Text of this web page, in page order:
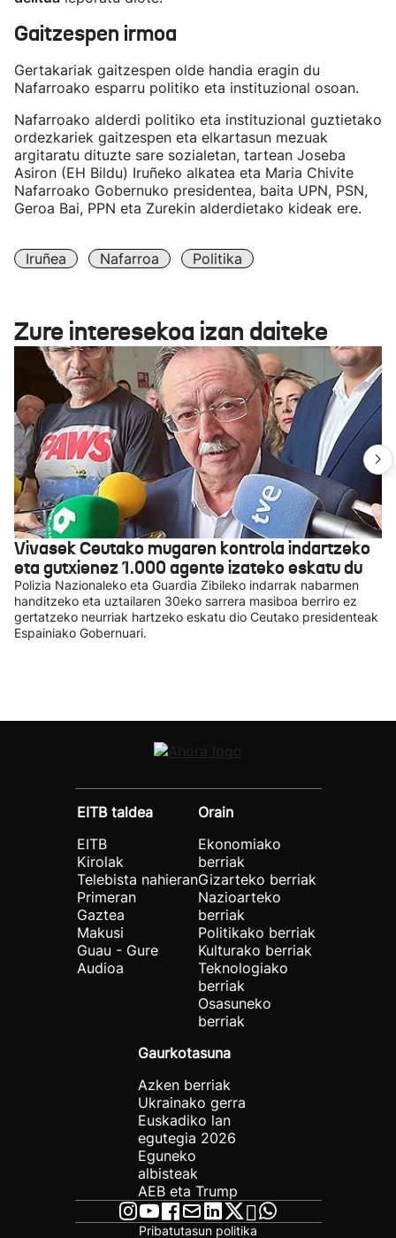
Gaitzespen irmoa
Gertakariak gaitzespen olde handia eragin du
Nafarroako esparru politiko eta instituzional osoan.
Nafarroako alderdi politiko eta instituzional guztietako
ordezkariek gaitzespen eta elkartasun mezuak
argitaratu dituzte sare sozialetan, tartean Joseba
Asiron (EH Bildu) Iruñeko alkatea eta Maria Chivite
Nafarroako Gobernuko presidentea, baita UPN, PSN,
Geroa Bai, PPN eta Zurekin alderdietako kideak ere.
Iruñea Nafarroa Politika
Zure interesekoa izan daiteke
Vivasek Ceutako mugaren kontrola indartzeko
eta gutxienez 1.000 agente izateko eskatu du
Polizia Nazionaleko eta Guardia Zibileko indarrak nabarmen
handitzeko eta uztailaren 30eko sarrera masiboa berriro ez
gertatzeko neurriak hartzeko eskatu dio Ceutako presidenteak
Espainiako Gobernuari.
EITB taldea
EITB
Kirolak
Telebista nahieran
Primeran
Gaztea
Makusi
Guau - Gure
Audioa
Orain
Ekonomiako
berriak
Gizarteko berriak
Nazioarteko
berriak
Politikako berriak
Kulturako berriak
Teknologiako
berriak
Osasuneko
berriak
Gaurkotasuna
Azken berriak
Ukrainako gerra
Euskadiko lan
egutegia 2026
Eguneko
albisteak
AEB eta Trump
Pribatutasun politika